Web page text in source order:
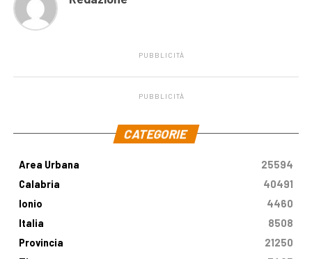
PUBBLICITÀ
PUBBLICITÀ
CATEGORIE
Area Urbana
25594
Calabria
40491
Ionio
4460
Italia
8508
Provincia
21250